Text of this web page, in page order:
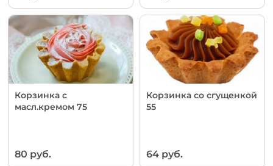
Корзинка с
масл.кремом 75
80 руб.
Корзинка со сгущенкой
55
64 руб.